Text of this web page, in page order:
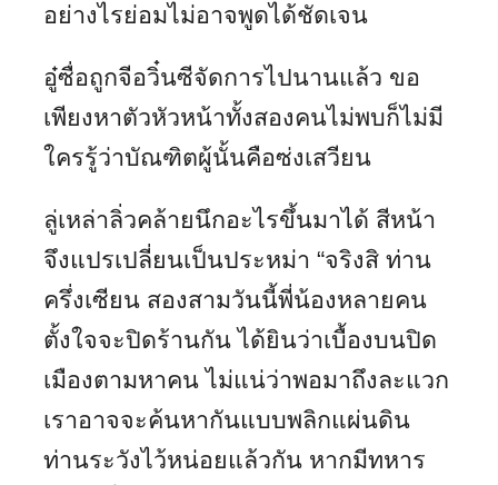
อย่างไรย่อมไม่อาจพูดได้ชัดเจน
อู๋ซื่อถูกจีอวิ๋นซีจัดการไปนานแล้ว ขอ
เพียงหาตัวหัวหน้าทั้งสองคนไม่พบก็ไม่มี
ใครรู้ว่าบัณฑิตผู้นั้นคือซ่งเสวียน
ลู่เหล่าลิ่วคล้ายนึกอะไรขึ้นมาได้ สีหน้า
จึงแปรเปลี่ยนเป็นประหม่า “จริงสิ ท่าน
ครึ่งเซียน สองสามวันนี้พี่น้องหลายคน
ตั้งใจจะปิดร้านกัน ได้ยินว่าเบื้องบนปิด
เมืองตามหาคน ไม่แน่ว่าพอมาถึงละแวก
เราอาจจะค้นหากันแบบพลิกแผ่นดิน
ท่านระวังไว้หน่อยแล้วกัน หากมีทหาร